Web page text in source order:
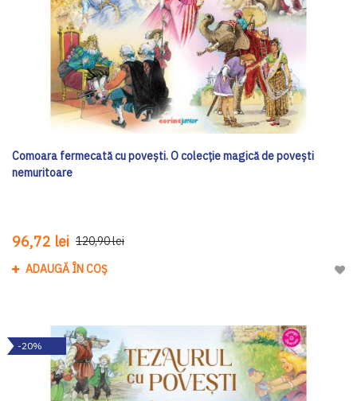
Comoara fermecată cu povești. O colecție magică de povești
nemuritoare
96,72 lei 120,90 lei
ADAUGĂ ÎN COȘ
-20%